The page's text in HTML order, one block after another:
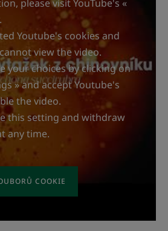
please visit YouTube's «
Youtube's cookies and
view the video.
your choices by clicking on
» and accept Youtube's
the video.
this setting and withdraw
any time.
COOKIE